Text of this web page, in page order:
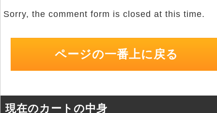
Sorry, the comment form is closed at this time.
ページの一番上に戻る
現在のカートの中身